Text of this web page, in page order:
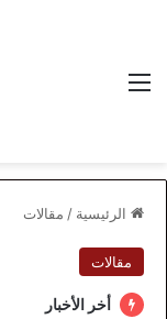
الرئيسية / مقالات
مقالات
أخر الأخبار